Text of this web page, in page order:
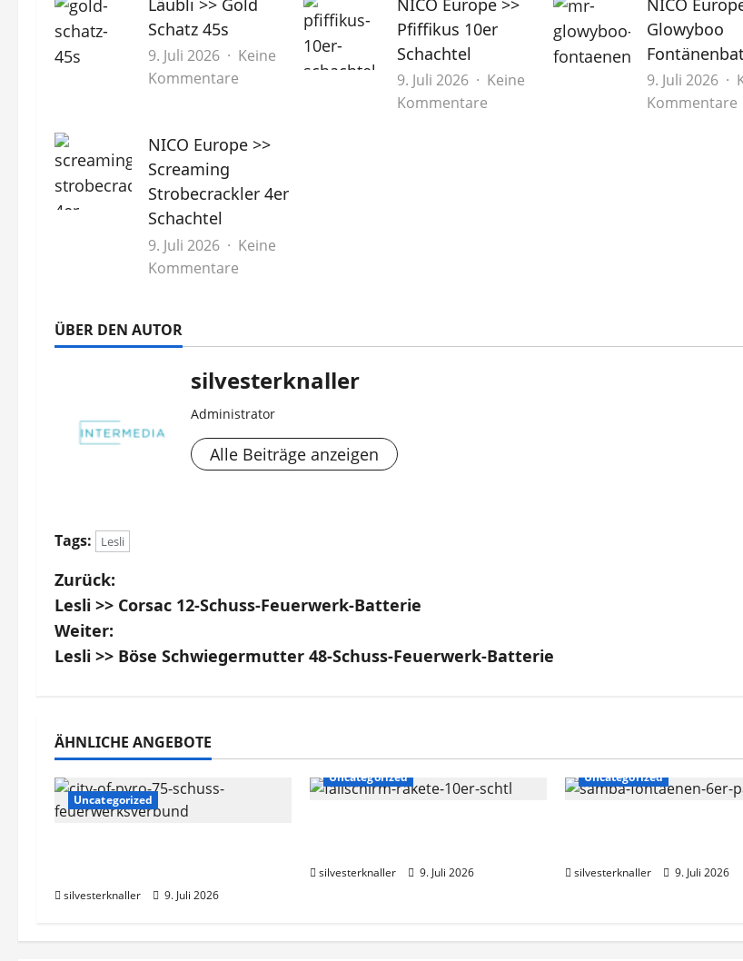
Läubli >> Gold
Schatz 45s
9. Juli 2026
Keine
Kommentare
Gold
45s
NICO Europe >>
Pfiffikus 10er
Schachtel
9. Juli 2026
Keine
Kommentare
NICO
Glowyboo
9. Juli 2026
Kommentarezu
NICO Europe >>
Screaming
Strobecrackler 4er
Schachtel
9. Juli 2026
Keine
Kommentare
Strobecrackler
Schachtel
ÜBER DEN AUTOR
silvesterknaller
Administrator
Alle Beiträge anzeigen
Tags: Lesli
B
e
i
r
a
g
n
Zurück:
Lesli >> Corsac 12-Schuss-Feuerwerk-Batterie
Weiter:
Lesli >> Böse Schwiegermutter 48-Schuss-Feuerwerk-Batterie
ÄHNLICHE ANGEBOTE
Uncategorized
silvesterknaller 9. Juli 2026
Uncategorized
silvesterknaller 9. Juli 2026
Uncategorized
silvesterknaller 9. Juli 2026